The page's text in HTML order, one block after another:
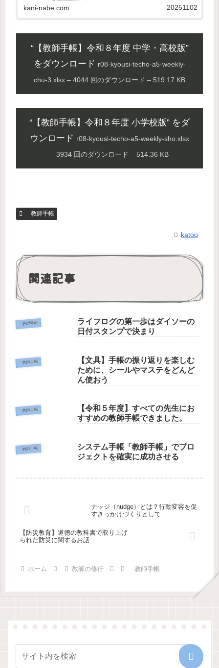
せん。ぜひ下からダウンロードしてご利用くだ
さい。 令和７年度版からの変更...
kani-nabe.com 20251102
“【教師手帳】令和８年度 中学・高校版”
をダウンロード r08-kyousi-techo-a5-weekly-
chu-3.xlsx – 4044 回のダウンロード – 519.17 KB
“【教師手帳】令和８年度 小学校版” をダ
ウンロード r08-kyousi-techo-a5-weekly-sho.xlsx
– 3934 回のダウンロード – 514.36 KB
教師手帳
katoo
関連記事
教師手帳
ライフログの第一歩はダイソーの
日付スタンプで決まり
教師手帳
【文具】手帳の振り返りを楽しむ
ために、シールやマステをどんど
ん使おう
教師手帳
【令和５年度】すべての先生にお
すすめの教師手帳できました。
教師手帳
システム手帳「教師手帳」でプロ
ジェクトを確実に成功させる
ナッジ（nudge）とは？行動変容を促
すきっかけづくりとして
【防災教育】道徳の教科書で取り上げ
られた防災に関するお話
ホーム 教師の修行 教師手帳